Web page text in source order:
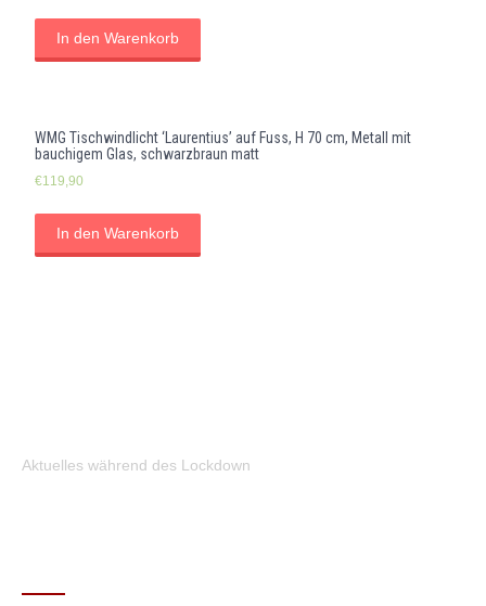
In den Warenkorb
WMG Tischwindlicht ‘Laurentius’ auf Fuss, H 70 cm, Metall mit
bauchigem Glas, schwarzbraun matt
€119,90
In den Warenkorb
Aktuelles während des Lockdown